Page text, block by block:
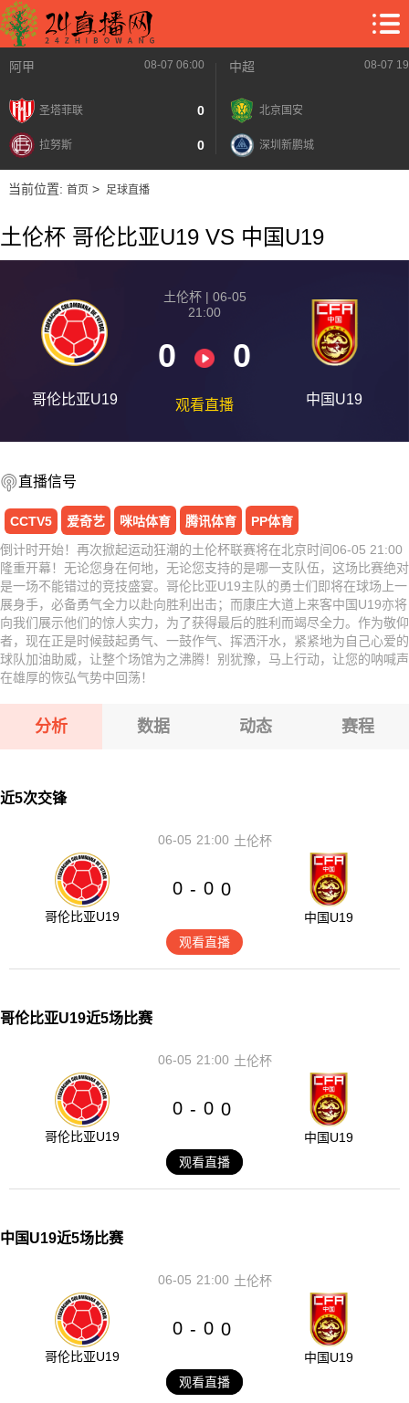
阿甲 08-07 06:00
圣塔菲联 0
拉努斯 0
中超 08-07
北京国安
深圳新鹏城
当前位置: 首页> 足球直播
土伦杯 哥伦比亚U19 VS 中国U19
哥伦比亚U19
土伦杯 | 06-05
21:00
0 0
观看直播 中国U19
直播信号
CCTV5 爱奇艺 咪咕体育 腾讯体育
PP体育
倒计时开始！再次掀起运动狂潮的土伦杯联赛将在北京时间06-05 21:00
隆重开幕！无论您身在何地，无论您支持的是哪一支队伍，这场比赛绝对
是一场不能错过的竞技盛宴。哥伦比亚U19主队的勇士们即将在球场上一
展身手，必备勇气全力以赴向胜利出击；而康庄大道上来客中国U19亦将
向我们展示他们的惊人实力，为了获得最后的胜利而竭尽全力。作为敬仰
者，现在正是时候鼓起勇气、一鼓作气、挥洒汗水，紧紧地为自己心爱的
球队加油助威，让整个场馆为之沸腾！别犹豫，马上行动，让您的呐喊声
在雄厚的恢弘气势中回荡！
分析 数据 动态 赛程
近5次交锋
21:00
06-05 土伦杯
哥伦比亚U19
0 - 0 0
中国U19
观看直播
哥伦比亚U19近5场比赛
21:00
06-05 土伦杯
哥伦比亚U19
0 - 0 0
中国U19
观看直播
中国U19近5场比赛
21:00
06-05 土伦杯
哥伦比亚U19
0 - 0 0
中国U19
观看直播